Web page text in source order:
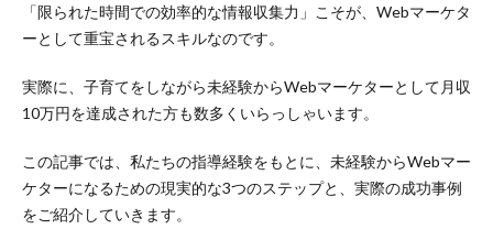
「限られた時間での効率的な情報収集力」こそが、Webマーケタ
ーとして重宝されるスキルなのです。
実際に、子育てをしながら未経験からWebマーケターとして月収
10万円を達成された方も数多くいらっしゃいます。
この記事では、私たちの指導経験をもとに、未経験からWebマー
ケターになるための現実的な3つのステップと、実際の成功事例
をご紹介していきます。